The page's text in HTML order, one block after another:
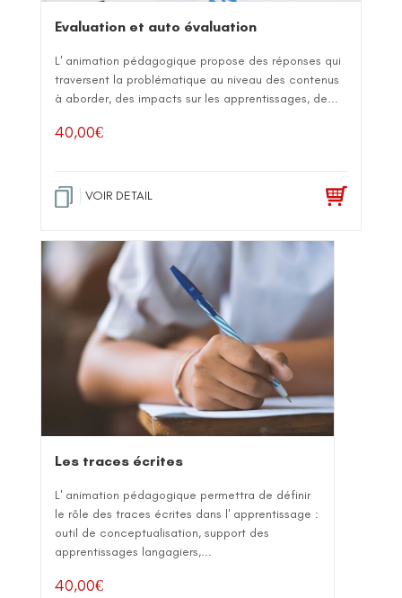
Evaluation et auto évaluation
L' animation pédagogique propose des réponses qui
traversent la problématique au niveau des contenus
à aborder, des impacts sur les apprentissages, de...
40,00€
VOIR DETAIL
Les traces écrites
L' animation pédagogique permettra de définir
le rôle des traces écrites dans l' apprentissage :
outil de conceptualisation, support des
apprentissages langagiers,...
40,00€